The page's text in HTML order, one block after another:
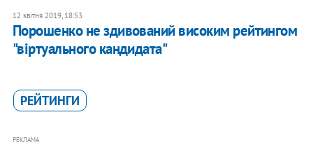
12 квітня 2019, 18:53
Порошенко не здивований високим рейтингом
"віртуального кандидата"
РЕЙТИНГИ
РЕКЛАМА